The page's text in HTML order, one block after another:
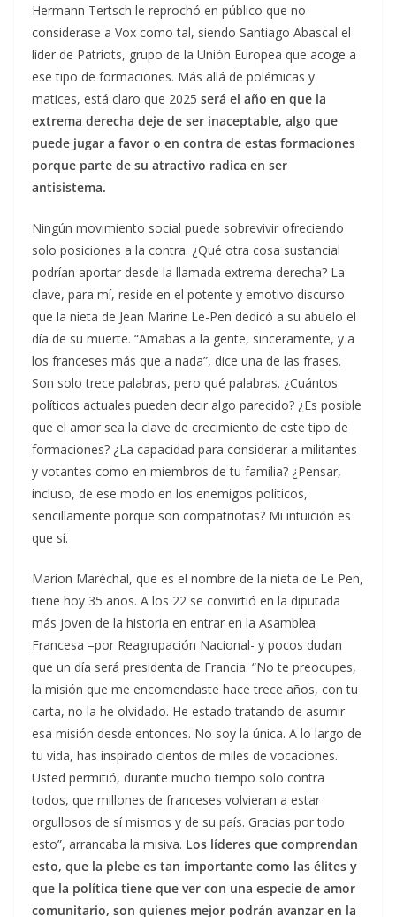
Hermann Tertsch le reprochó en público que no
considerase a Vox como tal, siendo Santiago Abascal el
líder de Patriots, grupo de la Unión Europea que acoge a
ese tipo de formaciones. Más allá de polémicas y
matices, está claro que 2025 será el año en que la
extrema derecha deje de ser inaceptable, algo que
puede jugar a favor o en contra de estas formaciones
porque parte de su atractivo radica en ser
antisistema.
Ningún movimiento social puede sobrevivir ofreciendo
solo posiciones a la contra. ¿Qué otra cosa sustancial
podrían aportar desde la llamada extrema derecha? La
clave, para mí, reside en el potente y emotivo discurso
que la nieta de Jean Marine Le-Pen dedicó a su abuelo el
día de su muerte. “Amabas a la gente, sinceramente, y a
los franceses más que a nada”, dice una de las frases.
Son solo trece palabras, pero qué palabras. ¿Cuántos
políticos actuales pueden decir algo parecido? ¿Es posible
que el amor sea la clave de crecimiento de este tipo de
formaciones? ¿La capacidad para considerar a militantes
y votantes como en miembros de tu familia? ¿Pensar,
incluso, de ese modo en los enemigos políticos,
sencillamente porque son compatriotas? Mi intuición es
que sí.
Marion Maréchal, que es el nombre de la nieta de Le Pen,
tiene hoy 35 años. A los 22 se convirtió en la diputada
más joven de la historia en entrar en la Asamblea
Francesa –por Reagrupación Nacional- y pocos dudan
que un día será presidenta de Francia. “No te preocupes,
la misión que me encomendaste hace trece años, con tu
carta, no la he olvidado. He estado tratando de asumir
esa misión desde entonces. No soy la única. A lo largo de
tu vida, has inspirado cientos de miles de vocaciones.
Usted permitió, durante mucho tiempo solo contra
todos, que millones de franceses volvieran a estar
orgullosos de sí mismos y de su país. Gracias por todo
esto”, arrancaba la misiva. Los líderes que comprendan
esto, que la plebe es tan importante como las élites y
que la política tiene que ver con una especie de amor
comunitario, son quienes mejor podrán avanzar en la